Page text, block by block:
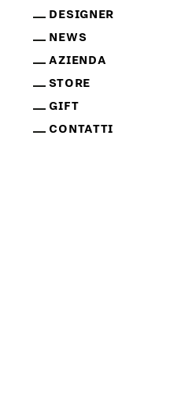
DESIGNER
NEWS
AZIENDA
STORE
GIFT
CONTATTI